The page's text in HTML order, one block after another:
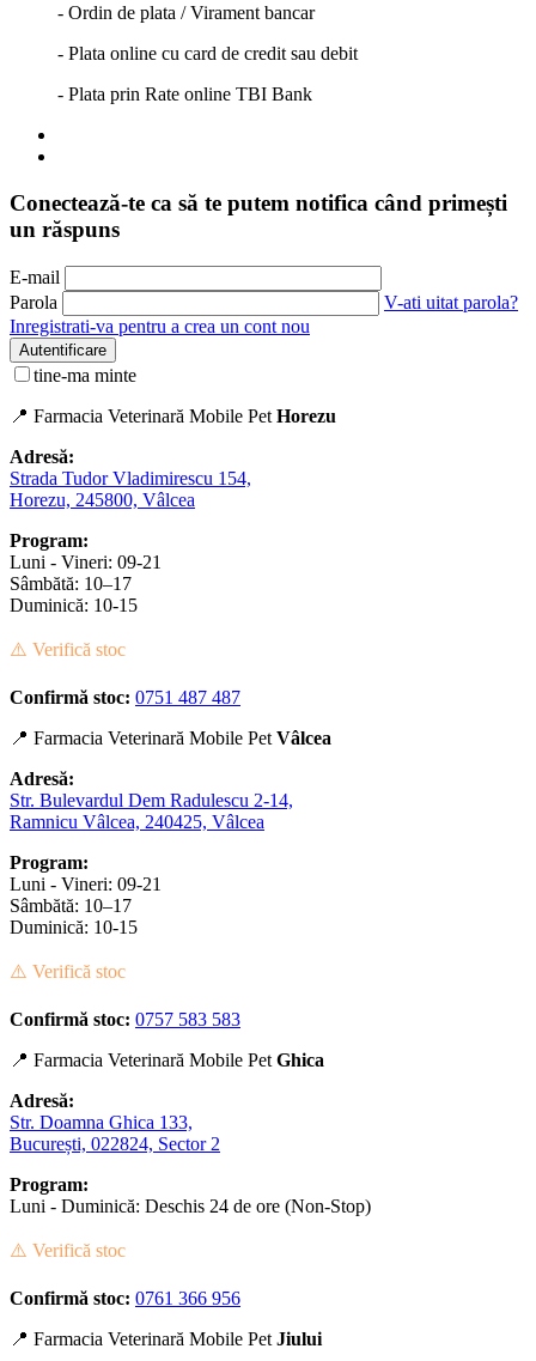
- Ordin de plata / Virament bancar
- Plata online cu card de credit sau debit
- Plata prin Rate online TBI Bank
Conectează-te ca să te putem notifica când primești
un răspuns
E-mail
Parola
V-ati uitat parola?
Inregistrati-va pentru a crea un cont nou
Autentificare
tine-ma minte
📍 Farmacia Veterinară Mobile Pet Horezu
Adresă:
Strada Tudor Vladimirescu 154,
Horezu, 245800, Vâlcea
Program:
Luni - Vineri: 09-21
Sâmbătă: 10–17
Duminică: 10-15
⚠️ Verifică stoc
Confirmă stoc: 0751 487 487
📍 Farmacia Veterinară Mobile Pet Vâlcea
Adresă:
Str. Bulevardul Dem Radulescu 2-14,
Ramnicu Vâlcea, 240425, Vâlcea
Program:
Luni - Vineri: 09-21
Sâmbătă: 10–17
Duminică: 10-15
⚠️ Verifică stoc
Confirmă stoc: 0757 583 583
📍 Farmacia Veterinară Mobile Pet Ghica
Adresă:
Str. Doamna Ghica 133,
București, 022824, Sector 2
Program:
Luni - Duminică: Deschis 24 de ore (Non-Stop)
⚠️ Verifică stoc
Confirmă stoc: 0761 366 956
📍 Farmacia Veterinară Mobile Pet Jiului